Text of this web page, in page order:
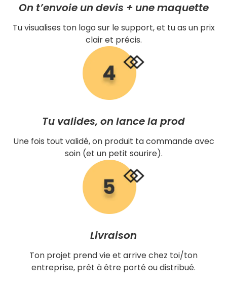
On t’envoie un devis + une maquette
Tu visualises ton logo sur le support, et tu as un prix
clair et précis.
Tu valides, on lance la prod
Une fois tout validé, on produit ta commande avec
soin (et un petit sourire).
Livraison
Ton projet prend vie et arrive chez toi/ton
entreprise, prêt à être porté ou distribué.